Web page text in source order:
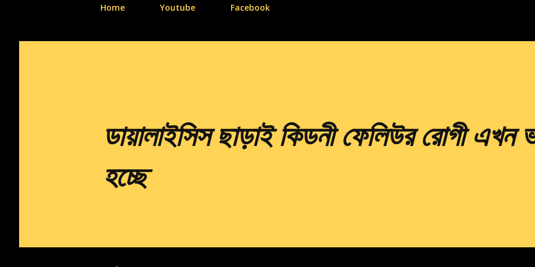
Home
Youtube Facebook
ডায়ালাইসিস ছাড়াই কিডনী ফেলিউর রোগী এখন
হচ্ছে